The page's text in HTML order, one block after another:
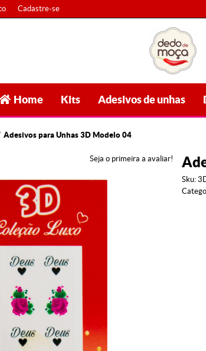
Cadastre-se
Home Kits Adesivos de unhas
Adesivos para Unhas 3D Modelo 04
Seja o primeira a avaliar!
Sku: